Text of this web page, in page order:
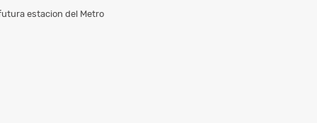
estacion del Metro